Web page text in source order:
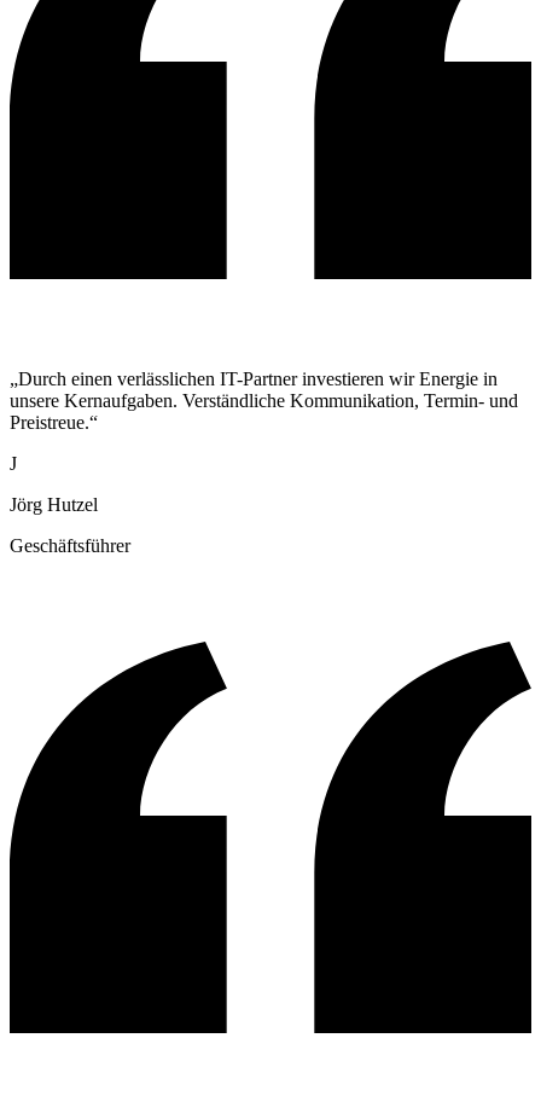
„Durch einen verlässlichen IT-Partner investieren wir Energie in
unsere Kernaufgaben. Verständliche Kommunikation, Termin- und
Preistreue.“
J
Jörg Hutzel
Geschäftsführer